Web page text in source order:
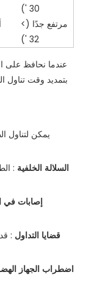
30 ')
مرتفع جدًا (>
32 ')
عندما نحافظ على
بتمديد وقت تناول
يمكن لتناول
السلالة الخلفية :
إصابات في
قضايا التداول :
اضطراب الجهاز